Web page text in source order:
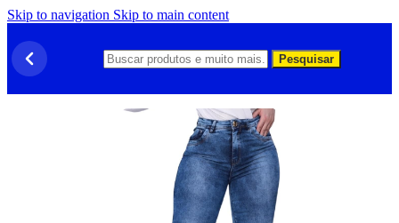
Skip to navigation Skip to main content
Pesquisar